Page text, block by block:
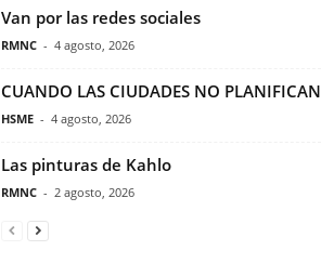
Van por las redes sociales
RMNC - 4 agosto, 2026
CUANDO LAS CIUDADES NO PLANIFICAN
HSME - 4 agosto, 2026
Las pinturas de Kahlo
RMNC - 2 agosto, 2026